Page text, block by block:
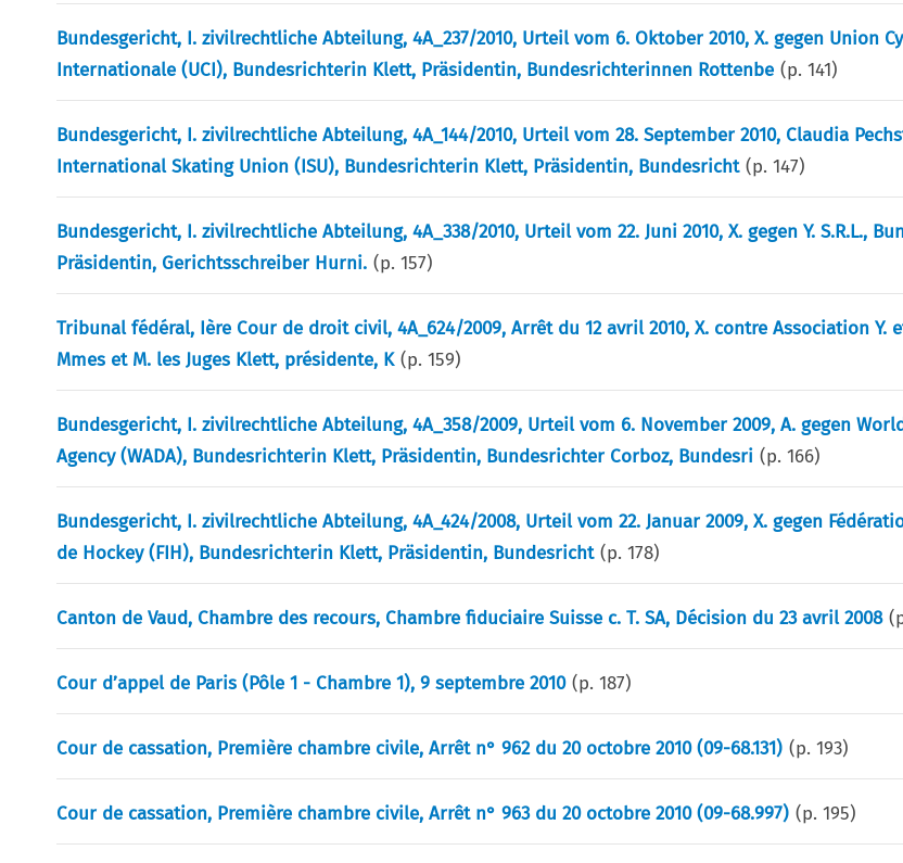
Bundesgericht, I. zivilrechtliche Abteilung, 4A_237/2010, Urteil vom 6. Oktober 2010, X. gegen Union
Internationale (UCI), Bundesrichterin Klett, Präsidentin, Bundesrichterinnen Rottenbe (p.141)
Bundesgericht, I. zivilrechtliche Abteilung, 4A_144/2010, Urteil vom 28. September 2010, Claudia
International Skating Union (ISU), Bundesrichterin Klett, Präsidentin, Bundesricht (p.147)
Bundesgericht, I. zivilrechtliche Abteilung, 4A_338/2010, Urteil vom 22. Juni 2010, X. gegen Y. S.R.L.,
Präsidentin, Gerichtsschreiber Hurni. (p.157)
Tribunal fédéral, Ière Cour de droit civil, 4A_624/2009, Arrêt du 12 avril 2010, X. contre Association Y.
Mmes et M. les Juges Klett, présidente, K (p.159)
Bundesgericht, I. zivilrechtliche Abteilung, 4A_358/2009, Urteil vom 6. November 2009, A. gegen
Agency (WADA), Bundesrichterin Klett, Präsidentin, Bundesrichter Corboz, Bundesri (p.166)
Bundesgericht, I. zivilrechtliche Abteilung, 4A_424/2008, Urteil vom 22. Januar 2009, X. gegen
de Hockey (FIH), Bundesrichterin Klett, Präsidentin, Bundesricht (p.178)
Canton de Vaud, Chambre des recours, Chambre fiduciaire Suisse c. T. SA, Décision du 23 avril 2008
Cour d’appel de Paris (Pôle 1 - Chambre 1), 9 septembre 2010 (p.187)
Cour de cassation, Première chambre civile, Arrêt n° 962 du 20 octobre 2010 (09-68.131) (p.193)
Cour de cassation, Première chambre civile, Arrêt n° 963 du 20 octobre 2010 (09-68.997) (p.195)